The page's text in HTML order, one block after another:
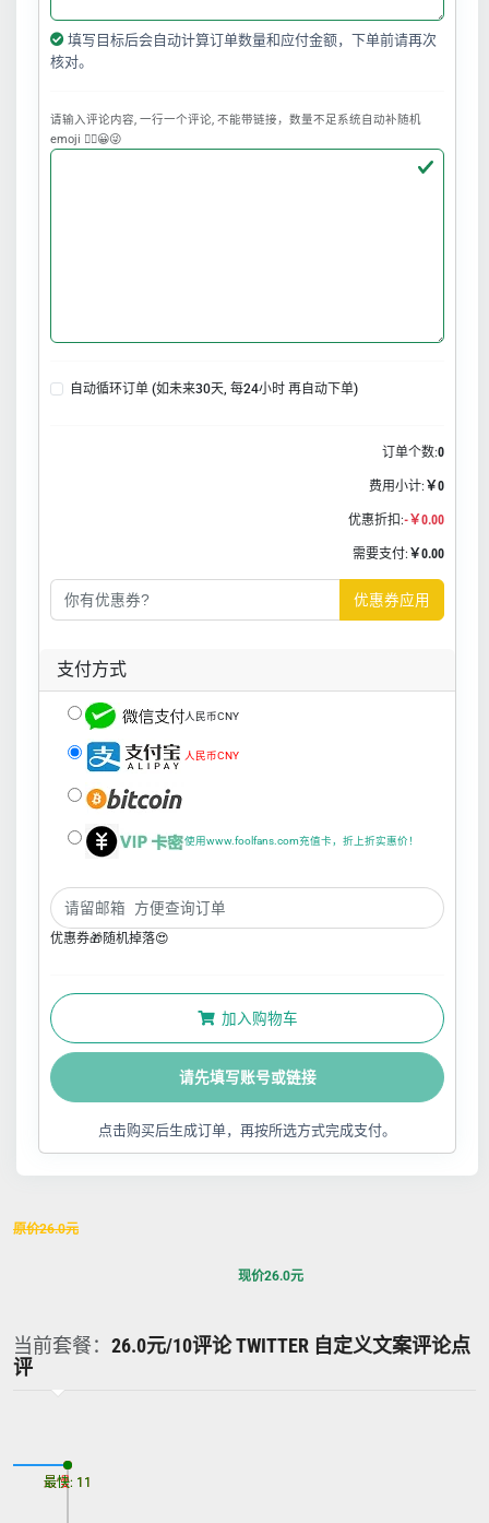
填写目标后会自动计算订单数量和应付金额，下单前请再次
核对。
请输入评论内容, 一行一个评论, 不能带链接，数量不足系统自动补随机
emoji ❤️‍🔥😀😜
自动循环订单 (如未来30天, 每24小时 再自动下单)
订单个数:0
费用小计: ￥0
优惠折扣:-￥0.00
需要支付: ￥0.00
优惠券应用
支付方式
人民币CNY
人民币CNY
使用www.foolfans.com充值卡，折上折实惠价！
优惠券🎁随机掉落😍
加入购物车
请先填写账号或链接
点击购买后生成订单，再按所选方式完成支付。
原价26.0元
现价26.0元
当前套餐： 26.0元/10评论 TWITTER 自定义文案评论点
评
最慢: 11
最快: 11